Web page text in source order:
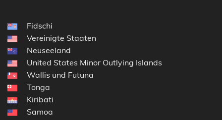
Fidschi
Vereinigte Staaten
Neuseeland
United States Minor Outlying Islands
Wallis und Futuna
Tonga
Kiribati
Samoa